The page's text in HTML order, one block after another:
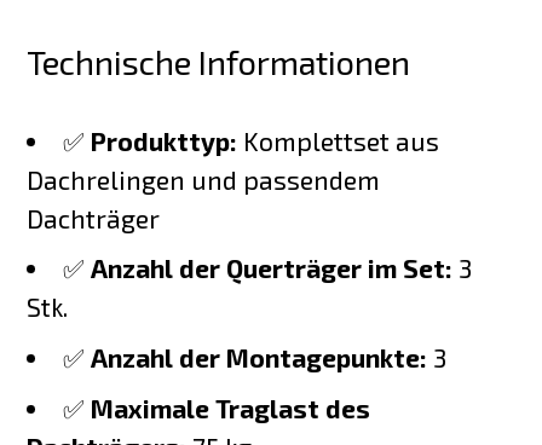
Technische Informationen
✅ Produkttyp: Komplettset aus
Dachrelingen und passendem
Dachträger
✅ Anzahl der Querträger im Set: 3
Stk.
✅ Anzahl der Montagepunkte: 3
✅ Maximale Traglast des